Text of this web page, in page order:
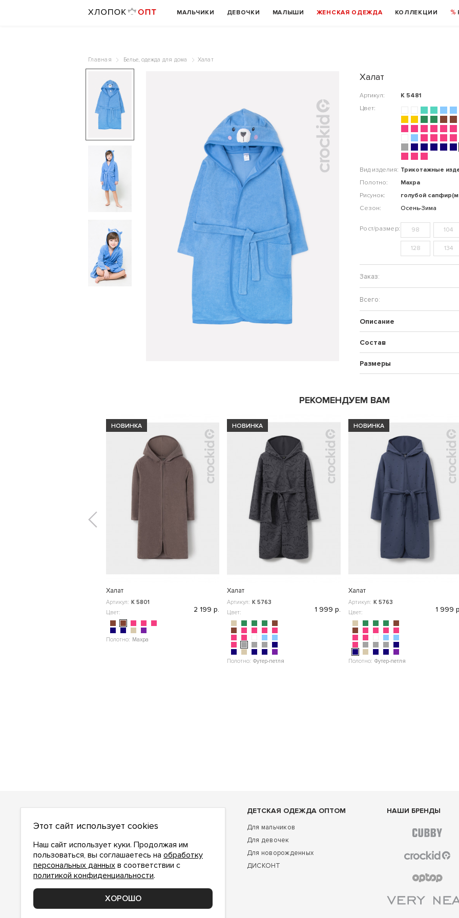
МАЛЬЧИКИ ДЕВОЧКИ МАЛЫШИ ЖЕНСКАЯ ОДЕЖДА КОЛЛЕКЦИИ
Главная Белье, одежда для дома Халат
Халат
Артикул:
К 5481
Цвет:
Вид изделия: Трикотажные
Полотно:
Махра
Рисунок:
голубой
Сезон:
Осень-Зима
98 104
128 134
Описание
Состав
Размеры
РЕКОМЕНДУЕМ ВАМ
НОВИНКА
Халат
Артикул: К 5801
Цвет:
Полотно: Махра
2 199 р.
НОВИНКА
Халат
Артикул: К 5763
Цвет:
Полотно: Футер-петля
1 999 р.
НОВИНКА
Халат
Артикул: К 5763
Цвет:
Полотно: Футер-петля
1 999
О НАС
О компании
Как сделать заказ
Условия работы
Доставка и оплата
Возврат
ДЕТСКАЯ ОДЕЖДА ОПТОМ
Для мальчиков
Для девочек
Для новорожденных
ДИСКОНТ
НАШИ БРЕНДЫ
Этот сайт использует cookies
Наш сайт использует куки. Продолжая им
пользоваться, вы соглашаетесь на обработку
персональных данных в соответствии с
политикой конфиденциальности.
ХОРОШО